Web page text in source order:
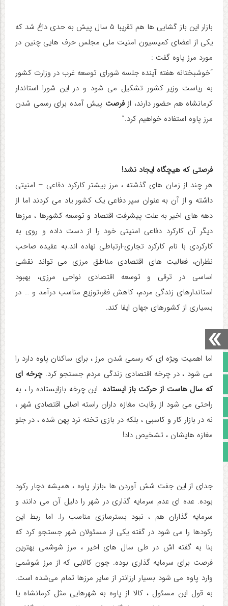
صفحه نخست
تالار گفتمان
آپارات
بازار این باز گشایی ها هم تقریبا ۵ سال پیش به حدی داغ شد که
یکی از اعضای کمیسیون امنیت ملی مجلس حرف هایی چنین در
مورد مرز پاوه گفت :
“خوشبختانه هفته آینده جلسه شورای توسعه غرب در وزارت کشور
به ریاست وزیر کشور تشکیل می شود و در این شورا استاندار
کرمانشاه هم حضور دارند، از فرصت پیش آمده برای رسمی شدن
مرز پاوه استفاده خواهیم کرد.”
فرصتی که هیچگاه ایجاد نشد!
هر چند از زمان های گذشته ، مرز بیشتر کارکرد دفاعی – امنیتی
داشته و از آن به عنوان سپر دفاعی یک کشور یاد می کردند اما از
دهه های اخیر به علت پیشرفت اقتصاد و توسعه کشورها ، مرزها
دیگر آن کارکرد دفاعی امنیتی خود را از دست داده و روی به
کارکردی با نام کارکرد تجاری-ارتباطی نهاده اند.به عقیده صاحب
نظران، فعالیت های اقتصادی مناطق مرزی می تواند نقشی
اساسی در ترقی و توسعه اقتصادی نواحی مرزی، بهبود
استاندارهای زندگی مردم، کاهش فقر،توزیع مناسب درآمد و … در
بسیاری از کشورهای جهان ایفا کند.
اما اهمیت ویژه ای که رسمی شدن مرز ، برای ساکنان پاوه دارد را
می شود ، در چرخه اقتصادی زندگی مردم جستجو کرد.چرخه ای
که سال هاست از حرکت باز ایستاده. این چرخه بازایستاده را ، به
راحتی می شود از رقابت مغازه داران راسته اصلی اقتصادی شهر ،
نه در بازار کار و کاسبی ، بلکه در بازی تخته نرد پهن شده ، در جلو
مغازه هایشان ، تشخیص داد!
جدای از این جفت شش آوردن ها ،بازار پاوه ، همیشه دچار رکود
بوده. عده ای عدم سرمایه گذاری در شهر را دلیل آن می دانند و
سرمایه گذاران هم ، نبود بسترسازی مناسب را. اما ربط این
رکودها را می شود در گفته یکی از مسئولان شهر جستجو کرد که
بنا به گفته اش در طی سال های اخیر ، مرز شوشمی بهترین
فرصت برای سرمایه گذاری بوده. چون کالایی که از مرز شوشمی
وارد پاوه می شود بسیار ارزانتر از سایر مرزها تمام می‌شده است.
به قول این مسئول ، کالا از پاوه به شهرهایی مثل کرمانشاه یا